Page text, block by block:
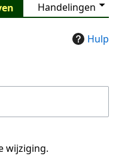
Handelingen
Hulp
wijziging.